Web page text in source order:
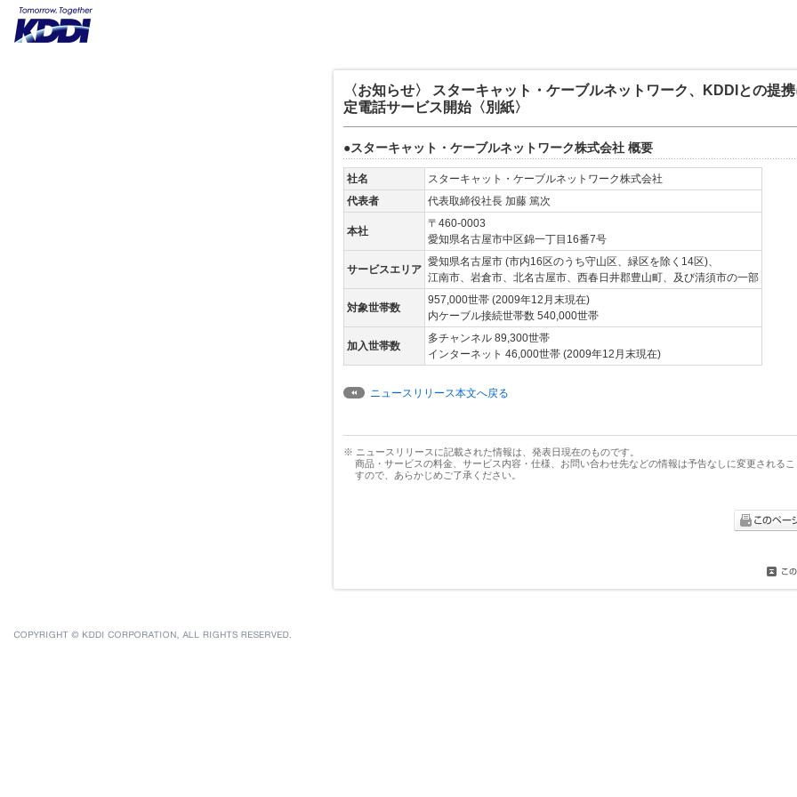
〈お知らせ〉 スターキャット・ケーブルネットワーク、KDDIとの提
定電話サービス開始〈別紙〉
●スターキャット・ケーブルネットワーク株式会社 概要
社名
スターキャット・ケーブルネットワーク株式会社
代表者
代表取締役社長 加藤 篤次
本社
〒460-0003
愛知県名古屋市中区錦一丁目16番7号
サービスエリア
愛知県名古屋市 (市内16区のうち守山区、緑区を除く14区)、
江南市、岩倉市、北名古屋市、西春日井郡豊山町、及び清須市の一部
対象世帯数
957,000世帯 (2009年12月末現在)
内ケーブル接続世帯数 540,000世帯
加入世帯数
多チャンネル 89,300世帯
インターネット 46,000世帯 (2009年12月末現在)
ニュースリリース本文へ戻る
※ ニュースリリースに記載された情報は、発表日現在のものです。
商品・サービスの料金、サービス内容・仕様、お問い合わせ先などの情報は予告なしに変更されるこ
すので、あらかじめご了承ください。